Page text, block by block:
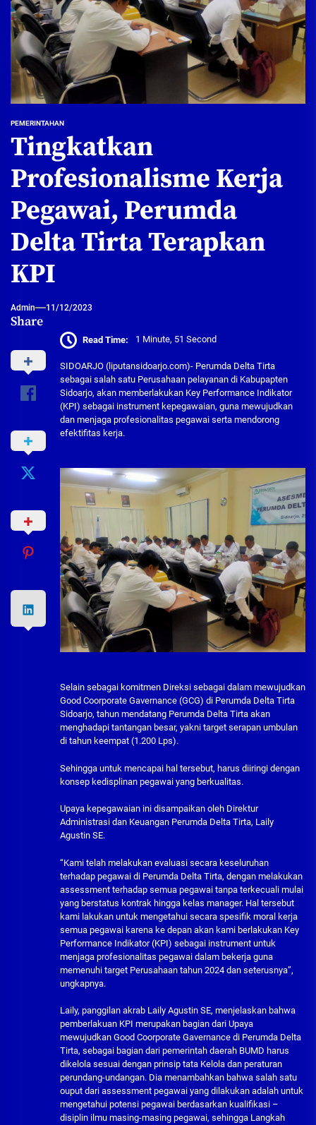
PEMERINTAHAN
Tingkatkan
Profesionalisme Kerja
Pegawai, Perumda
Delta Tirta Terapkan
KPI
Admin 11/12/2023
Share
Read Time: 1 Minute, 51 Second
SIDOARJO (liputansidoarjo.com)- Perumda Delta Tirta
sebagai salah satu Perusahaan pelayanan di Kabupapten
Sidoarjo, akan memberlakukan Key Performance Indikator
(KPI) sebagai instrument kepegawaian, guna mewujudkan
dan menjaga profesionalitas pegawai serta mendorong
efektifitas kerja.
Selain sebagai komitmen Direksi sebagai dalam mewujudkan
Good Coorporate Gavernance (GCG) di Perumda Delta Tirta
Sidoarjo, tahun mendatang Perumda Delta Tirta akan
menghadapi tantangan besar, yakni target serapan umbulan
di tahun keempat (1.200 Lps).
Sehingga untuk mencapai hal tersebut, harus diiringi dengan
konsep kedisplinan pegawai yang berkualitas.
Upaya kepegawaian ini disampaikan oleh Direktur
Administrasi dan Keuangan Perumda Delta Tirta, Laily
Agustin SE.
“Kami telah melakukan evaluasi secara keseluruhan
terhadap pegawai di Perumda Delta Tirta, dengan melakukan
assessment terhadap semua pegawai tanpa terkecuali mulai
yang berstatus kontrak hingga kelas manager. Hal tersebut
kami lakukan untuk mengetahui secara spesifik moral kerja
semua pegawai karena ke depan akan kami berlakukan Key
Performance Indikator (KPI) sebagai instrument untuk
menjaga profesionalitas pegawai dalam bekerja guna
memenuhi target Perusahaan tahun 2024 dan seterusnya”,
ungkapnya.
Laily, panggilan akrab Laily Agustin SE, menjelaskan bahwa
pemberlakuan KPI merupakan bagian dari Upaya
mewujudkan Good Coorporate Gavernance di Perumda Delta
Tirta, sebagai bagian dari pemerintah daerah BUMD harus
dikelola sesuai dengan prinsip tata Kelola dan peraturan
perundang-undangan. Dia menambahkan bahwa salah satu
ouput dari assessment pegawai yang dilakukan adalah untuk
mengetahui potensi pegawai berdasarkan kualifikasi –
disiplin ilmu masing-masing pegawai, sehingga Langkah